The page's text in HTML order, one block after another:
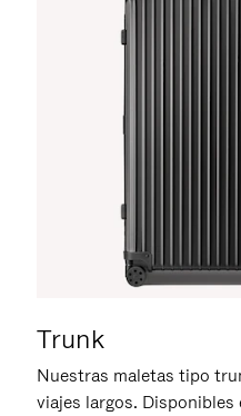
Trunk
Nuestras maletas tipo
viajes largos.